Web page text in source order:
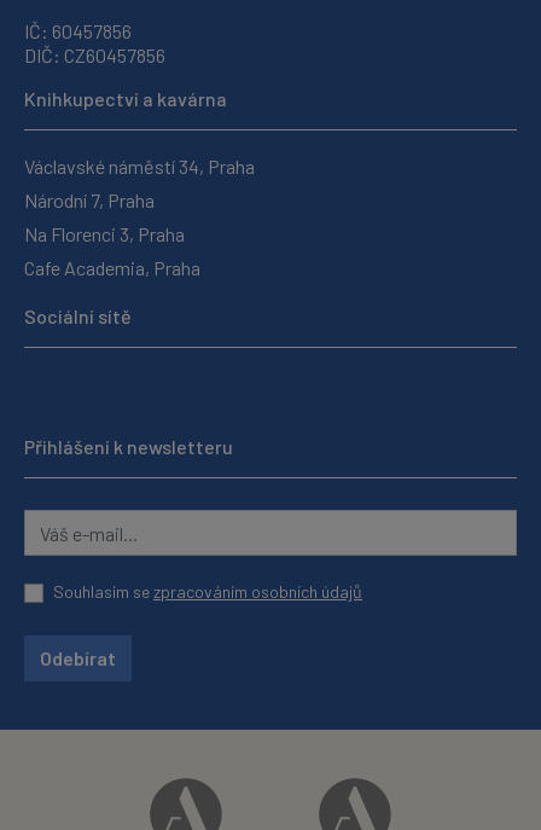
IČ: 60457856
DIČ: CZ60457856
Knihkupectví a kavárna
Václavské náměstí 34, Praha
Národní 7, Praha
Na Florenci 3, Praha
Cafe Academia, Praha
Sociální sítě
Přihlášení k newsletteru
Souhlasím sezpracováním osobních údajů
Odebírat